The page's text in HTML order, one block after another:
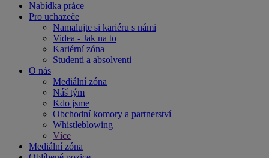
Nabídka práce
Pro uchazeče
Namalujte si kariéru s námi
Videa - Jak na to
Kariérní zóna
Studenti a absolventi
O nás
Mediální zóna
Náš tým
Kdo jsme
Obchodní komory a partnerství
Whistleblowing
Více
Mediální zóna